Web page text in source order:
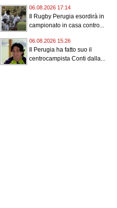
06.08.2026 17:14
Il Rugby Perugia esordirà in
campionato in casa contro...
06.08.2026 15:26
Il Perugia ha fatto suo il
centrocampista Conti dalla...